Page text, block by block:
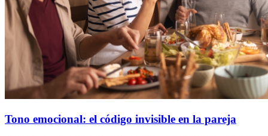
Tono emocional: el código invisible en la pareja